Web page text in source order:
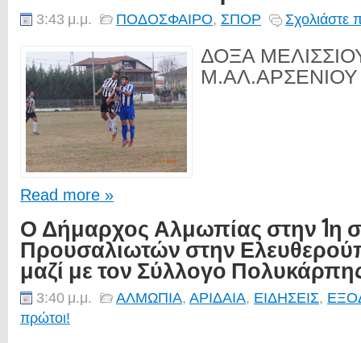
3:43 μ.μ. ΠΟΔΟΣΦΑΙΡΟ, ΣΠΟΡ Σχολιάστε
ΔΟΞΑ
Μ.ΑΛ.ΑΡΣΕΝΙΟΥ
Read more »
Ο Δήμαρχος Αλμωπίας στην 1η
Προυσαλιωτών στην
μαζί με τον Σύλλογο
3:40 μ.μ. ΑΛΜΩΠΙΑ, ΑΡΙΔΑΙΑ, ΕΙΔΗΣΕΙΣ,
πρώτοι!